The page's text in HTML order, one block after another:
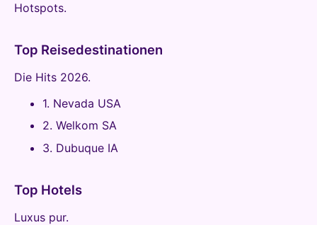
Hotspots.
Top Reisedestinationen
Die Hits 2026.
1. Nevada USA
2. Welkom SA
3. Dubuque IA
Top Hotels
Luxus pur.